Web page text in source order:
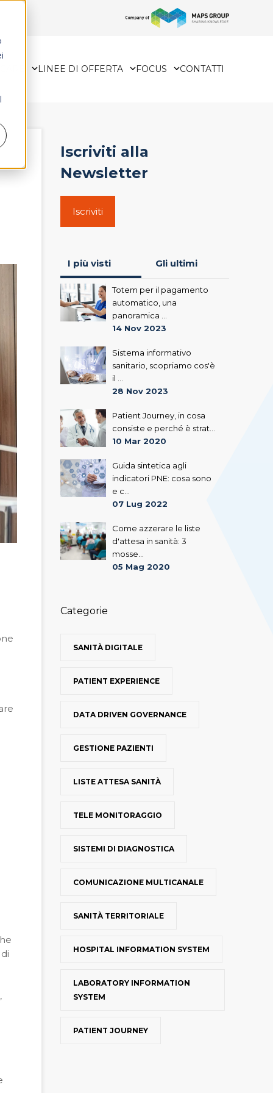
LINEE DI OFFERTA FOCUS CONTATTI
,
Iscriviti alla
Newsletter
Iscriviti
I più visti Gli ultimi
Totem per il pagamento
automatico, una
panoramica ...
14 Nov 2023
Sistema informativo
sanitario, scopriamo cos'è
il ...
28 Nov 2023
Patient Journey, in cosa
consiste e perché è strat...
10 Mar 2020
Guida sintetica agli
indicatori PNE: cosa sono
e c...
07 Lug 2022
Come azzerare le liste
d'attesa in sanità: 3
mosse...
05 Mag 2020
Categorie
SANITÀ DIGITALE
PATIENT EXPERIENCE
DATA DRIVEN GOVERNANCE
GESTIONE PAZIENTI
LISTE ATTESA SANITÀ
TELE MONITORAGGIO
SISTEMI DI DIAGNOSTICA
COMUNICAZIONE MULTICANALE
SANITÀ TERRITORIALE
HOSPITAL INFORMATION SYSTEM
LABORATORY INFORMATION
SYSTEM
PATIENT JOURNEY